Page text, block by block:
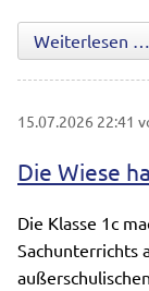
Weiterlesen …
15.07.2026 22:41
Die Wiese
Die Klasse 1c
Sachunterrichts